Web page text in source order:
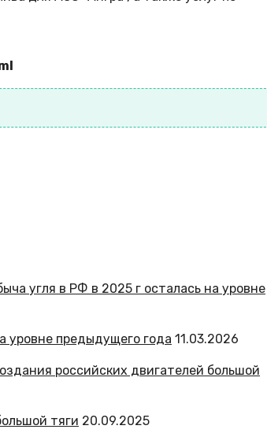
уровне предыдущего года 11.03.2026
тяги 20.09.2025